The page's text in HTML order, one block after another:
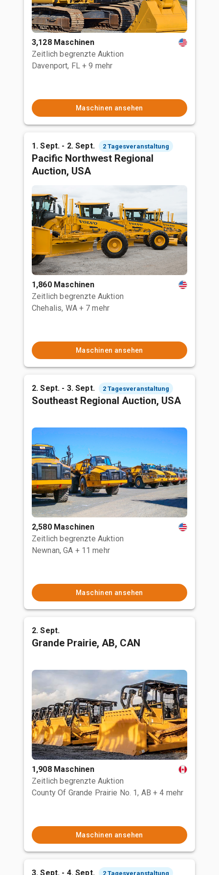
3,128 Maschinen
Zeitlich begrenzte Auktion
Davenport, FL + 9 mehr
Maschinen ansehen
1. Sept. - 2. Sept. 2 Tagesveranstaltung
Pacific Northwest Regional
Auction, USA
1,860 Maschinen
Zeitlich begrenzte Auktion
Chehalis, WA + 7 mehr
Maschinen ansehen
2. Sept. - 3. Sept. 2 Tagesveranstaltung
Southeast Regional Auction, USA
2,580 Maschinen
Zeitlich begrenzte Auktion
Newnan, GA + 11 mehr
Maschinen ansehen
2. Sept.
Grande Prairie, AB, CAN
1,908 Maschinen
Zeitlich begrenzte Auktion
County Of Grande Prairie No. 1, AB + 4 mehr
Maschinen ansehen
3. Sept. - 4. Sept. 2 Tagesveranstaltung